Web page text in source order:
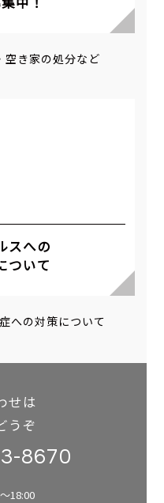
空き家の処分など
スへの
ついて
への対策について
せは
うぞ
8670
18:00